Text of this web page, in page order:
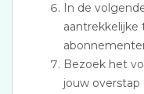
In de
aantrekkelijke
Bezoek het
jouw overstap